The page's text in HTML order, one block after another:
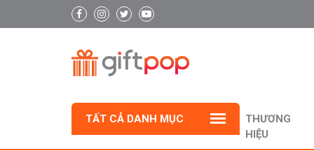
TẤT CẢ DANH MỤC
THƯƠNG
HIỆU